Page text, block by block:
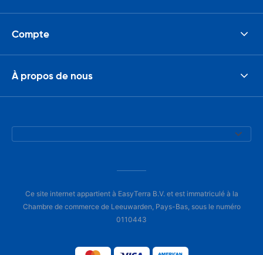
Compte
À propos de nous
Ce site internet appartient à EasyTerra B.V. et est immatriculé à la
Chambre de commerce de Leeuwarden, Pays-Bas, sous le numéro
0110443